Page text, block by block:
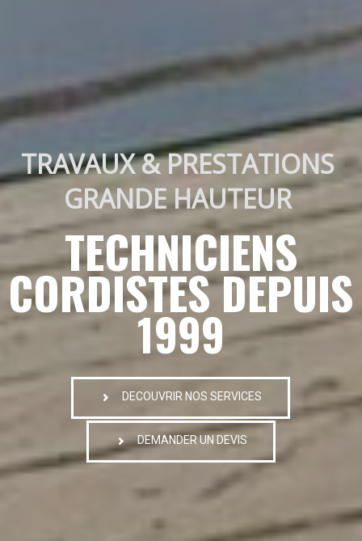
TRAVAUX & PRESTATIONS
GRANDE HAUTEUR
TECHNICIENS
CORDISTES DEPUIS
1999
DECOUVRIR NOS SERVICES
DEMANDER UN DEVIS